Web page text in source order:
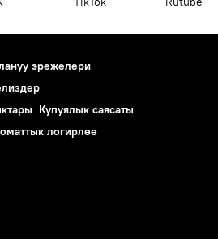
эрежелери
Купуялык саясаты
логирлөө